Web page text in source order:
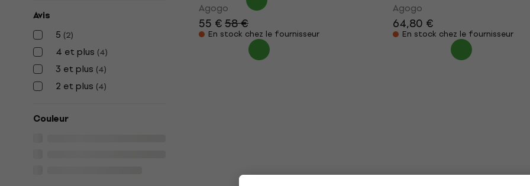
Avis
5 (2)
4 et plus (4)
3 et plus (4)
2 et plus (4)
Couleur
Agogo
55 €58 €
En stock chez le fournisseur
Agogo
64,80 €
En stock chez le fournisseur